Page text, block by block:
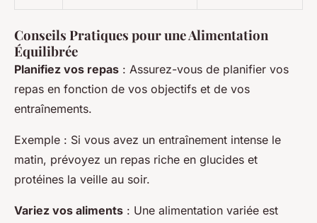
Conseils Pratiques pour une Alimentation
Équilibrée
Planifiez vos repas : Assurez-vous de planifier vos
repas en fonction de vos objectifs et de vos
entraînements.
Exemple : Si vous avez un entraînement intense le
matin, prévoyez un repas riche en glucides et
protéines la veille au soir.
Variez vos aliments : Une alimentation variée est